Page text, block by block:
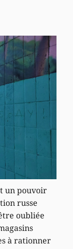
un pouvoir
russe
oubliée
à rationner